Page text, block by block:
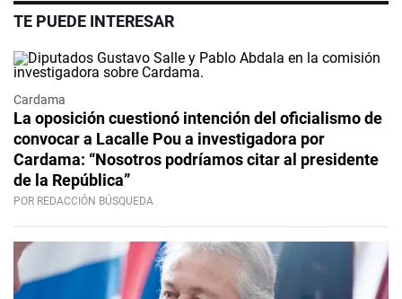
TE PUEDE INTERESAR
Cardama
La oposición cuestionó intención del oficialismo de
convocar a Lacalle Pou a investigadora por
Cardama: “Nosotros podríamos citar al presidente
de la República”
POR REDACCIÓN BÚSQUEDA